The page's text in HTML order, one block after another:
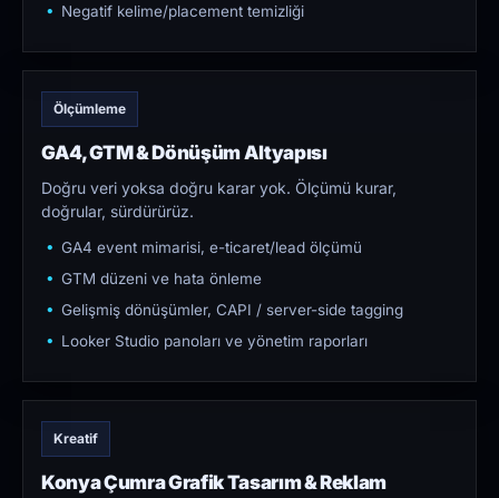
Negatif kelime/placement temizliği
Ölçümleme
GA4, GTM & Dönüşüm Altyapısı
Doğru veri yoksa doğru karar yok. Ölçümü kurar,
doğrular, sürdürürüz.
GA4 event mimarisi, e-ticaret/lead ölçümü
GTM düzeni ve hata önleme
Gelişmiş dönüşümler, CAPI / server-side tagging
Looker Studio panoları ve yönetim raporları
Kreatif
Konya Çumra Grafik Tasarım & Reklam